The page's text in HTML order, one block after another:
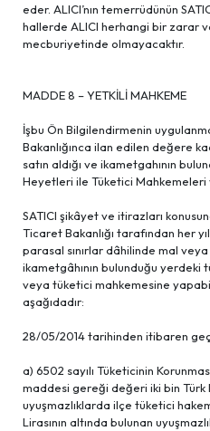
eder. ALICI’nın temerrüdünün
hallerde ALICI herhangi bir zarar
mecburiyetinde olmayacaktır.
MADDE 8 – YETKİLİ MAHKEME
İşbu Ön Bilgilendirmenin
Bakanlığınca ilan edilen değere
satın aldığı ve ikametgahının
Heyetleri ile Tüketici Mahkemeleri
SATICI şikâyet ve itirazları
Ticaret Bakanlığı tarafından her
parasal sınırlar dâhilinde mal veya
ikametgâhının bulunduğu yerdeki
veya tüketici mahkemesine
aşağıdadır:
28/05/2014 tarihinden itibaren
a) 6502 sayılı Tüketicinin
maddesi gereği değeri iki bin Türk
uyuşmazlıklarda ilçe tüketici
Lirasının altında bulunan